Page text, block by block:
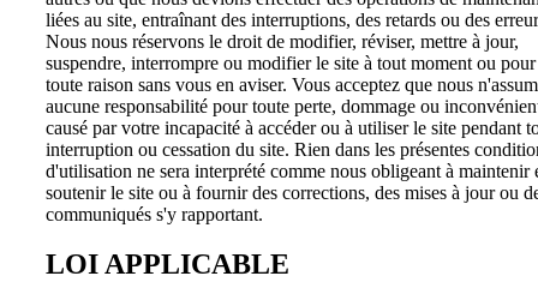
liées au site, entraînant des interruptions, des retards ou des
Nous nous réservons le droit de modifier, réviser, mettre à jour,
suspendre, interrompre ou modifier le site à tout moment ou pour
toute raison sans vous en aviser. Vous acceptez que nous
aucune responsabilité pour toute perte, dommage ou
causé par votre incapacité à accéder ou à utiliser le site pendant
interruption ou cessation du site. Rien dans les présentes
d'utilisation ne sera interprété comme nous obligeant à maintenir
soutenir le site ou à fournir des corrections, des mises à jour ou
communiqués s'y rapportant.
LOI APPLICABLE